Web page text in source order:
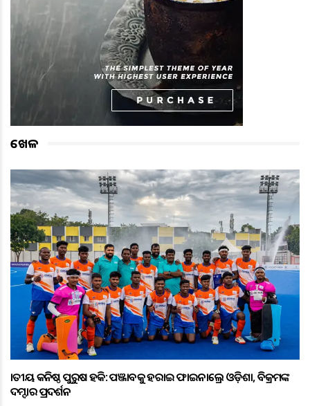
ଖେଳ
ଜାତୀୟ କନିଷ୍ଠ ପୁରୁଷ ହକି: ପଞ୍ଜାବକୁ ହରାଇ ଫାଇନାଲ୍ରେ ଓଡ଼ିଶା, ବିକ୍ରମଙ୍କ
ଦମ୍ଦାର ପ୍ରଦର୍ଶନ